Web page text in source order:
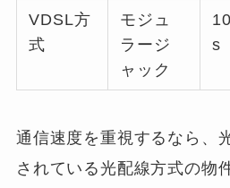
VDSL方
式
モジュ
ラージ
ャック
s
通信速度を重視するなら、
されている光配線方式の物